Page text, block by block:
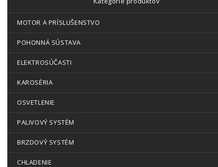
MOTOR A PRÍSLUŠENSTVO
POHONNÁ SÚSTAVA
ELEKTROSÚČASTI
KAROSÉRIA
OSVETLENIE
PALIVOVÝ SYSTÉM
BRZDOVÝ SYSTÉM
CHLADENIE